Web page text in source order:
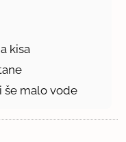
kisa
še malo vode